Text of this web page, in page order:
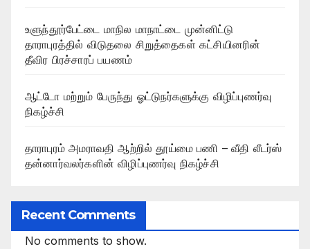
உளுந்தூர்பேட்டை மாநில மாநாட்டை முன்னிட்டு
தாராபுரத்தில் விடுதலை சிறுத்தைகள் கட்சியினரின்
தீவிர பிரச்சாரப் பயணம்
ஆட்டோ மற்றும் பேருந்து ஓட்டுநர்களுக்கு விழிப்புணர்வு
நிகழ்ச்சி
தாராபுரம் அமராவதி ஆற்றில் தூய்மை பணி – வீதி லீடர்ஸ்
தன்னார்வலர்களின் விழிப்புணர்வு நிகழ்ச்சி
Recent Comments
No comments to show.